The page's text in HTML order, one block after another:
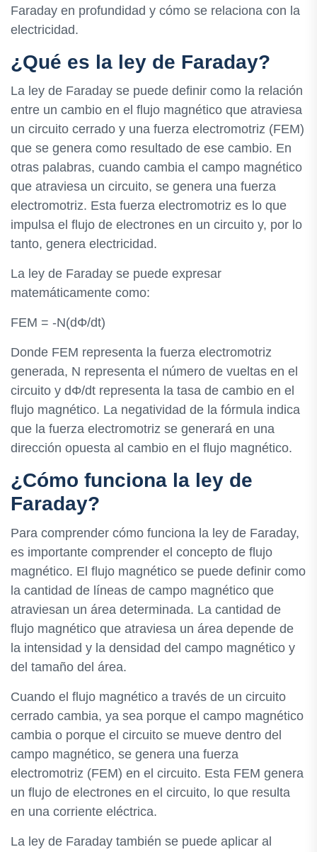
Faraday en profundidad y cómo se relaciona con la
electricidad.
¿Qué es la ley de Faraday?
La ley de Faraday se puede definir como la relación
entre un cambio en el flujo magnético que atraviesa
un circuito cerrado y una fuerza electromotriz (FEM)
que se genera como resultado de ese cambio. En
otras palabras, cuando cambia el campo magnético
que atraviesa un circuito, se genera una fuerza
electromotriz. Esta fuerza electromotriz es lo que
impulsa el flujo de electrones en un circuito y, por lo
tanto, genera electricidad.
La ley de Faraday se puede expresar
matemáticamente como:
FEM = -N(dΦ/dt)
Donde FEM representa la fuerza electromotriz
generada, N representa el número de vueltas en el
circuito y dΦ/dt representa la tasa de cambio en el
flujo magnético. La negatividad de la fórmula indica
que la fuerza electromotriz se generará en una
dirección opuesta al cambio en el flujo magnético.
¿Cómo funciona la ley de
Faraday?
Para comprender cómo funciona la ley de Faraday,
es importante comprender el concepto de flujo
magnético. El flujo magnético se puede definir como
la cantidad de líneas de campo magnético que
atraviesan un área determinada. La cantidad de
flujo magnético que atraviesa un área depende de
la intensidad y la densidad del campo magnético y
del tamaño del área.
Cuando el flujo magnético a través de un circuito
cerrado cambia, ya sea porque el campo magnético
cambia o porque el circuito se mueve dentro del
campo magnético, se genera una fuerza
electromotriz (FEM) en el circuito. Esta FEM genera
un flujo de electrones en el circuito, lo que resulta
en una corriente eléctrica.
La ley de Faraday también se puede aplicar al